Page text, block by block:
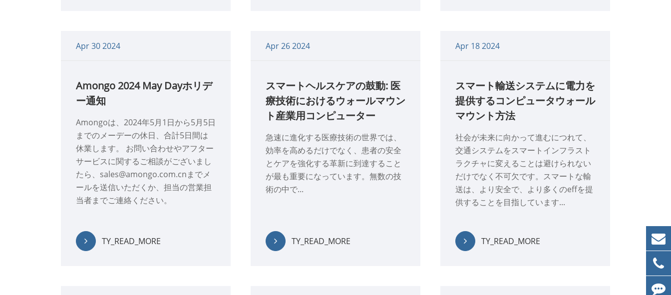
Apr 30 2024
Amongo 2024 May Dayホリデ
ー通知
Amongoは、2024年5月1日から5月5日
までのメーデーの休日、合計5日間は
休業します。 お問い合わせやアフター
サービスに関するご相談がございまし
たら、sales@amongo.com.cnまでメ
ールを送信いただくか、担当の営業担
当者までご連絡ください。
TY_READ_MORE
Apr 26 2024
スマートヘルスケアの鼓動: 医
療技術におけるウォールマウン
ト産業用コンピューター
急速に進化する医療技術の世界では、
効率を高めるだけでなく、患者の安全
とケアを強化する革新に到達すること
が最も重要になっています。無数の技
術の中で...
TY_READ_MORE
Apr 18 2024
スマート輸送システムに電力を
提供するコンピュータウォール
マウント方法
社会が未来に向かって進むにつれて、
交通システムをスマートインフラスト
ラクチャに変えることは避けられない
だけでなく不可欠です。スマートな輸
送は、より安全で、より多くのeffを提
供することを目指しています...
TY_READ_MORE